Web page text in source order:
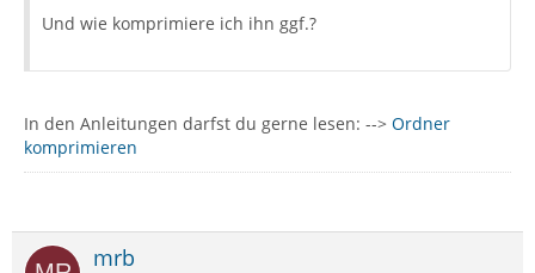
Und wie komprimiere ich ihn ggf.?
In den Anleitungen darfst du gerne lesen: --> Ordner
komprimieren
mrb